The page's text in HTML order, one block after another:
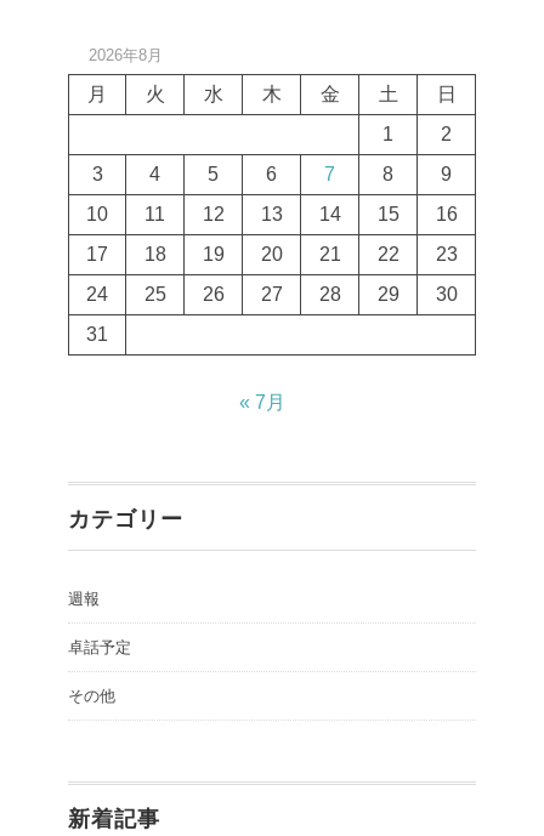
2026年8月
月 火 水 木 金 土
日
1
2
3
4 5 6 7 8
9
10
11 12 13 14 15
16
17
18 19 20 21 22
23
24
25 26 27 28 29
30
31
« 7月
カテゴリー
週報
卓話予定
その他
新着記事